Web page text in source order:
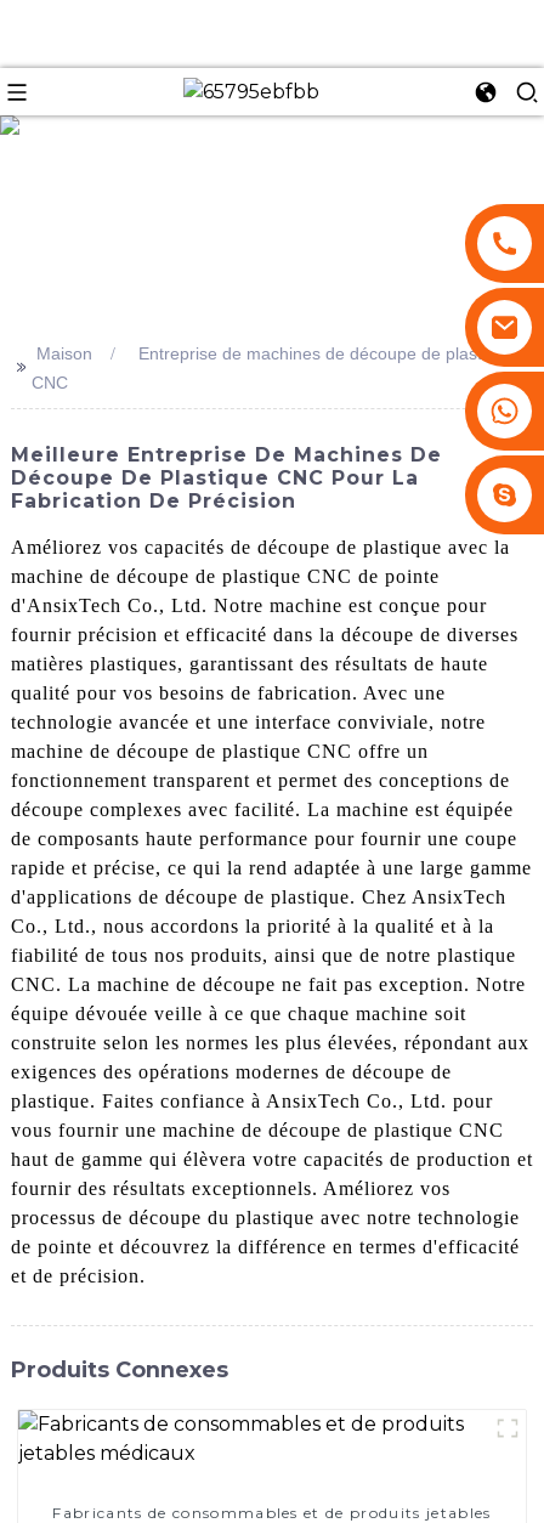
+86 13530645990
Stephenhuang2010
>>
Maison
Entreprise de machines de découpe de plastique
CNC
Meilleure Entreprise De Machines De
Découpe De Plastique CNC Pour La
Fabrication De Précision
Améliorez vos capacités de découpe de plastique avec la
machine de découpe de plastique CNC de pointe
d'AnsixTech Co., Ltd. Notre machine est conçue pour
fournir précision et efficacité dans la découpe de diverses
matières plastiques, garantissant des résultats de haute
qualité pour vos besoins de fabrication. Avec une
technologie avancée et une interface conviviale, notre
machine de découpe de plastique CNC offre un
fonctionnement transparent et permet des conceptions de
découpe complexes avec facilité. La machine est équipée
de composants haute performance pour fournir une coupe
rapide et précise, ce qui la rend adaptée à une large gamme
d'applications de découpe de plastique. Chez AnsixTech
Co., Ltd., nous accordons la priorité à la qualité et à la
fiabilité de tous nos produits, ainsi que de notre plastique
CNC. La machine de découpe ne fait pas exception. Notre
équipe dévouée veille à ce que chaque machine soit
construite selon les normes les plus élevées, répondant aux
exigences des opérations modernes de découpe de
plastique. Faites confiance à AnsixTech Co., Ltd. pour
vous fournir une machine de découpe de plastique CNC
haut de gamme qui élèvera votre capacités de production et
fournir des résultats exceptionnels. Améliorez vos
processus de découpe du plastique avec notre technologie
de pointe et découvrez la différence en termes d'efficacité
et de précision.
Produits Connexes
Fabricants de consommables et de produits jetables